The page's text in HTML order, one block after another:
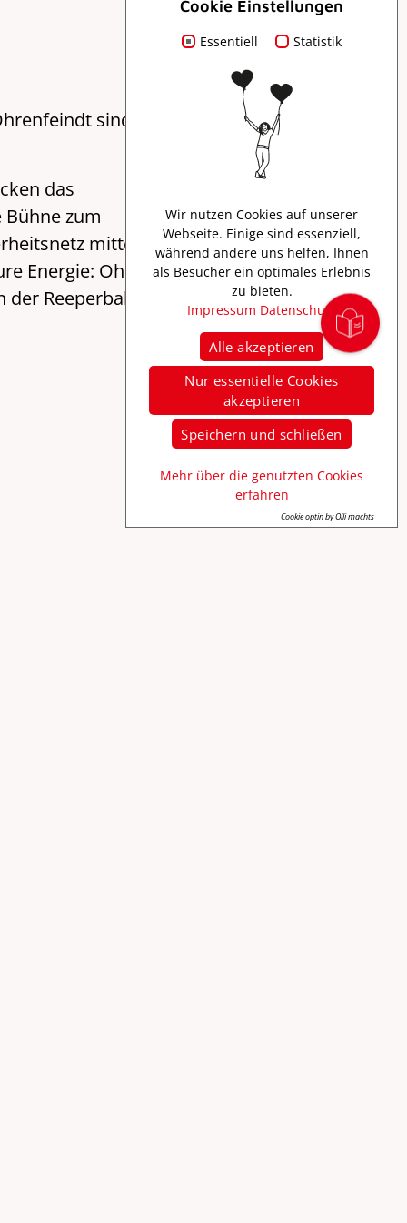
sind
das
zum
mitten
Energie: Ohne
Reeperbahn
Cookie Einstellungen
Essentiell Statistik
Wir nutzen Cookies auf unserer
Webseite. Einige sind essenziell,
während andere uns helfen, Ihnen
als Besucher ein optimales Erlebnis
zu bieten.
Impressum Datenschutz
Alle akzeptieren
Nur essentielle Cookies
akzeptieren
Speichern und schließen
Mehr über die genutzten Cookies
erfahren
Cookie optin by Olli machts